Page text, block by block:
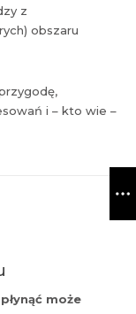
z
obszaru
i – kto wie –
może